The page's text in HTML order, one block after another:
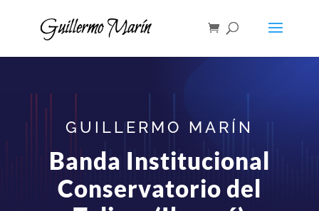
GUILLERMO MARÍN
Banda Institucional
Conservatorio del